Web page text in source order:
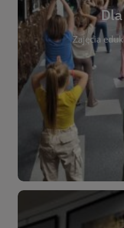
Zajęcia
To miejsce
czytelnikach i ich
informacje o
plastycznych i
dzieci. Biblioteka
opowiadań i lektur
kącik do